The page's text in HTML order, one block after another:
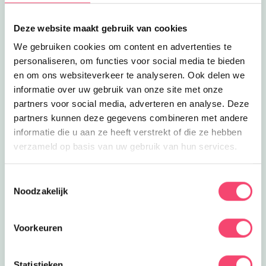
Deze website maakt gebruik van cookies
We gebruiken cookies om content en advertenties te
personaliseren, om functies voor social media te bieden
en om ons websiteverkeer te analyseren. Ook delen we
informatie over uw gebruik van onze site met onze
partners voor social media, adverteren en analyse. Deze
partners kunnen deze gegevens combineren met andere
informatie die u aan ze heeft verstrekt of die ze hebben
verzameld op basis van uw gebruik van hun services.
Noodzakelijk
Voorkeuren
6.1 km
Deze inclusieve manege organiseert
paardrijlessen en mennen voor
kinderen met een beperking.
Lees meer Lis Hartel+
6.1 km
Feestjes
Survivalfeestje
Verleg je grenzen en klim en klauter
erop los tijdens een tof survivalfeestje
bij Hang-On!
Lees meer Survivalfeestje
6.1 km
Uit eten | Eropuit
gezellige park. Blijven eten kan ook!
Lees meer Een dagje uit op het Grote Bos
6.3 km
aaien, coole speelhal en meer. Wat